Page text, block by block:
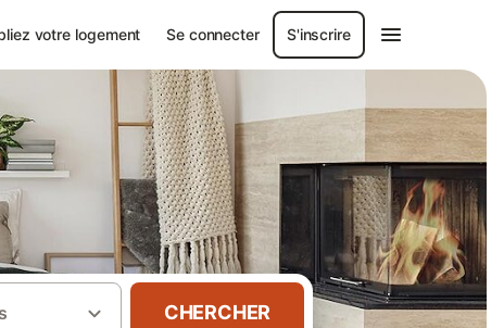
votre logement Se connecter S'inscrire
CHERCHER